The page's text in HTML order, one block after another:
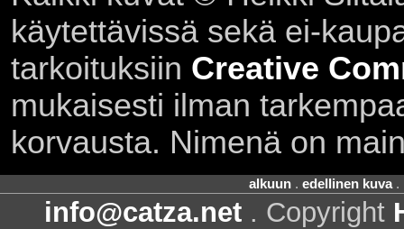
käytettävissä sekä ei-
tarkoituksiin Creative
mukaisesti ilman
korvausta. Nimenä on
alkuun. edellinen kuva.
info@catza.net . Copyright